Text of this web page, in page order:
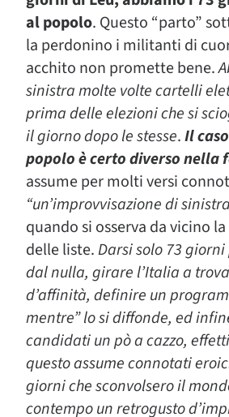
al popolo. Questo “parto”
la perdonino i militanti di
acchito non promette bene.
sinistra molte volte cartelli
prima delle elezioni che si
il giorno dopo le stesse.Il
popolo è certo diverso nella
assume per molti versi
“un’improvvisazione di
quando si osserva da vicino
delle liste.Darsi solo 73
dal nulla, girare l’Italia a
d’affinità, definire un
mentre” lo si diffonde, ed
candidati un pò a cazzo,
questo assume connotati
giorni che sconvolsero il
contempo un retrogusto